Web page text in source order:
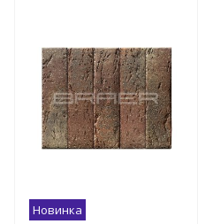
Новинка